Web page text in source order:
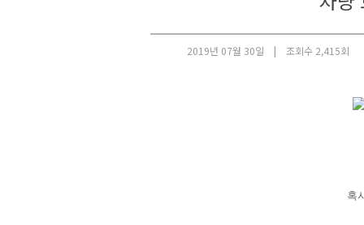
2019년 07월 30일 | 조회수 2,415회
혹